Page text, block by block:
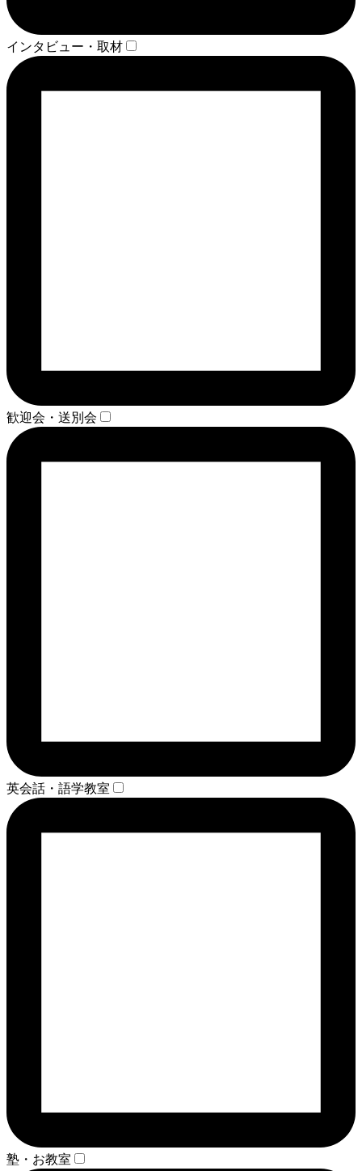
インタビュー・取材
歓迎会・送別会
英会話・語学教室
塾・お教室